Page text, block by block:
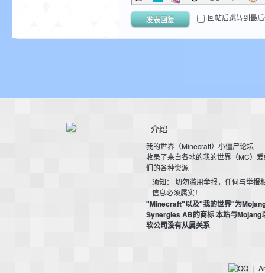
发表回复 回帖后跳转到最
介绍
我的世界（Minecraft）小僵尸论坛
收录了来自各地的我的世界（MC）
们的各种资源
须知： 切勿滥用举报，任何与举报
信息必须属实！
"Minecraft"以及"我的世界"为
Synergies AB的商标 本站与Mojang
软公司没有从属关系